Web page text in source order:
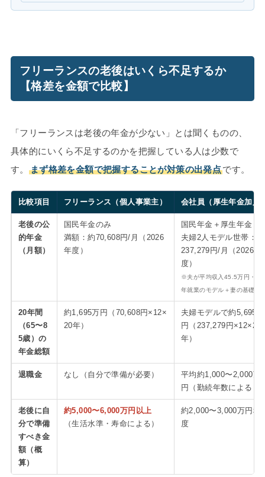
フリーランスの老後はいくら不足するか
【格差を金額で比較】
「フリーランスは老後の年金が少ない」とは聞くものの、
具体的にいくら不足するのかを把握している人は少数で
す。
まず格差を金額で把握することが対策の出発点です。
比較項目 フリーランス（個人事業主） 会社員（厚生年金加入
老後の公
的年金
（月額）
国民年金のみ
満額：約70,608円/月（2026
年度）
国民年金＋厚生年金
夫婦2人モデル世帯：約
237,279円/月（2026年
度）
※夫が平均収入45.5万円・40
年就業のモデル＋妻の基礎年
20年間
（65〜8
5歳）の
年金総額
約1,695万円（70,608円×12×
20年）
夫婦モデルで約5,695万
円（237,279円×12×20
年）
退職金 なし（自分で準備が必要）
平均約1,000〜2,000万
円（勤続年数による）
老後に自
分で準備
すべき金
額（概
算）
約5,000〜6,000万円以上
（生活水準・寿命による）
約2,000〜3,000万円程
度